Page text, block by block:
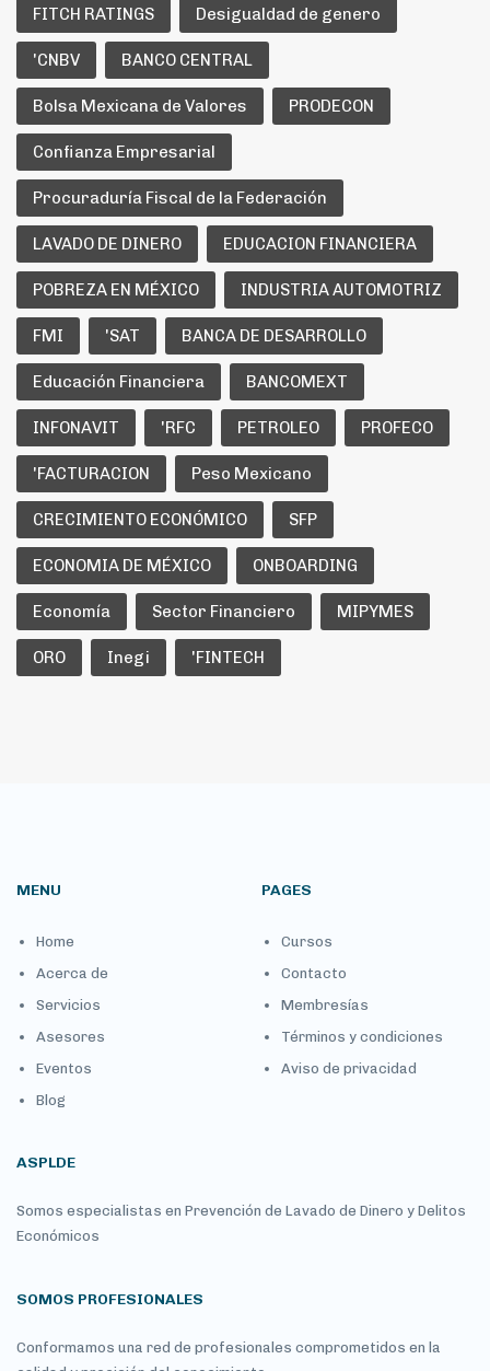
FITCH RATINGS Desigualdad de genero
'CNBV BANCO CENTRAL
Bolsa Mexicana de Valores PRODECON
Confianza Empresarial
Procuraduría Fiscal de la Federación
LAVADO DE DINERO EDUCACION FINANCIERA
POBREZA EN MÉXICO INDUSTRIA AUTOMOTRIZ
FMI 'SAT BANCA DE DESARROLLO
Educación Financiera BANCOMEXT
INFONAVIT 'RFC PETROLEO PROFECO
'FACTURACION Peso Mexicano
CRECIMIENTO ECONÓMICO SFP
ECONOMIA DE MÉXICO ONBOARDING
Economía Sector Financiero MIPYMES
ORO Inegi 'FINTECH
MENU
Home
Acerca de
Servicios
Asesores
Eventos
Blog
PAGES
Cursos
Contacto
Membresías
Términos y condiciones
Aviso de privacidad
ASPLDE
Somos especialistas en Prevención de Lavado de Dinero y Delitos
Económicos
SOMOS PROFESIONALES
Conformamos una red de profesionales comprometidos en la